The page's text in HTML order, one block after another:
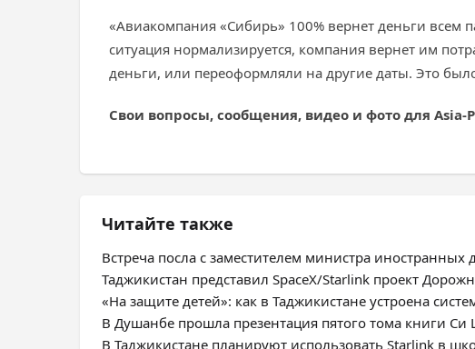
«Авиакомпания «Сибирь» 100% вернет деньги всем
ситуация нормализируется, компания вернет им
деньги, или переоформляли на другие даты. Это
Свои вопросы, сообщения, видео и фото для Asia-
Читайте также
Встреча посла с заместителем министра иностранных
Таджикистан представил SpaceX/Starlink проект
«На защите детей»: как в Таджикистане устроена
В Душанбе прошла презентация пятого тома книги
В Таджикистане планируют использовать Starlink в